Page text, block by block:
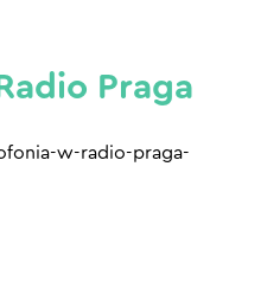
Praga
w-radio-praga-